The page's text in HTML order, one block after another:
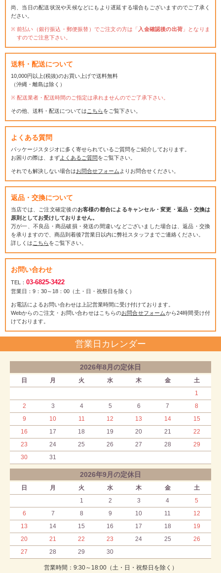
尚、当日の配送状況や天候などにもより遅延する場合もございますのでご了承く
ださい。
前払い（銀行振込・郵便振替）でご注文の方は「 入金確認後の出荷 」となりま
すのでご注意下さい。
送料・配送について
10,000円以上(税抜)のお買い上げで送料無料
（沖縄・離島は除く）
配送業者・配送時間のご指定は承れませんのでご了承下さい。
その他、送料・配送については こちらをご覧下さい。
よくある質問
パッケージスタジオに多く寄せられているご質問をご紹介しております。
お困りの際は、まずよくあるご質問をご覧下さい。
それでも解決しない場合はお問合せフォーム よりお問合せください。
返品・交換について
当店では、ご注文確定後のお客様の都合によるキャンセル・変更・返品・交換は
原則としてお受けしておりません。
万が一、不良品・商品破損・発送の間違いなどございました場合は、返品・交換
を承りますので、商品到着後7営業日以内に弊社スタッフまでご連絡ください。
詳しくは こちらをご覧下さい。
お問い合わせ
TEL： 03-6825-3422
営業日：9：30～18：00（土・日・祝祭日を除く）
お電話によるお問い合わせは上記営業時間に受け付けております。
Webからのご注文・お問い合わせはこちらのお問合せフォームから24時間受け付
けております。
営業日カレンダー
2026年8月の定休日
日 月 火 水 木 金
土
1
2
3 4 5 6 7
8
9
10 11 12 13 14
15
16
17 18 19 20 21
22
23
24 25 26 27 28
29
30
31
2026年9月の定休日
日 月 火 水 木 金
土
1
2 3 4
5
6
7 8 9 10 11
12
13
14 15 16 17 18
19
20
21 22 23 24 25
26
27
28 29 30
営業時間：9:30～18:00（土・日・祝祭日を除く）